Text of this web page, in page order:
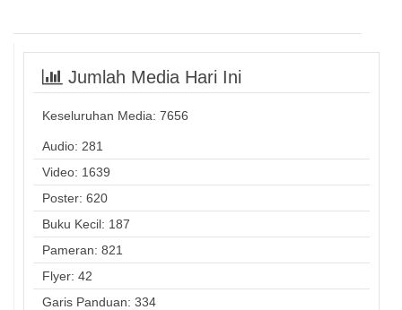
Jumlah Media Hari Ini
Keseluruhan Media: 7656
Audio: 281
Video: 1639
Poster: 620
Buku Kecil: 187
Pameran: 821
Flyer: 42
Garis Panduan: 334